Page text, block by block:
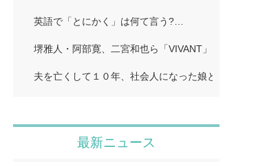
英語で「とにかく」は何て言う?…
堺雅人・阿部寛、二宮和也ら「VIVANT」…
夫を亡くして１０年、社会人になった娘とふたり暮ら
最新ニュース